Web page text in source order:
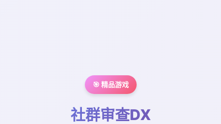
🎯 精品游戏
社群审查DX